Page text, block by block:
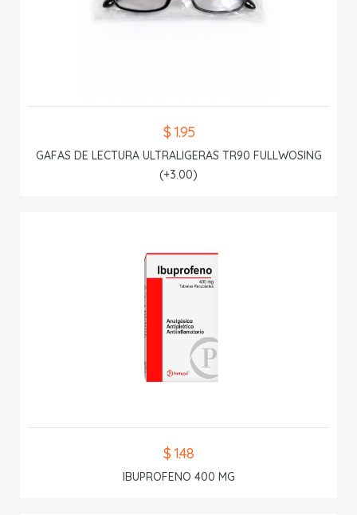
$ 1.95
GAFAS DE LECTURA ULTRALIGERAS TR90 FULLWOSING
(+3.00)
$ 1.48
IBUPROFENO 400 MG